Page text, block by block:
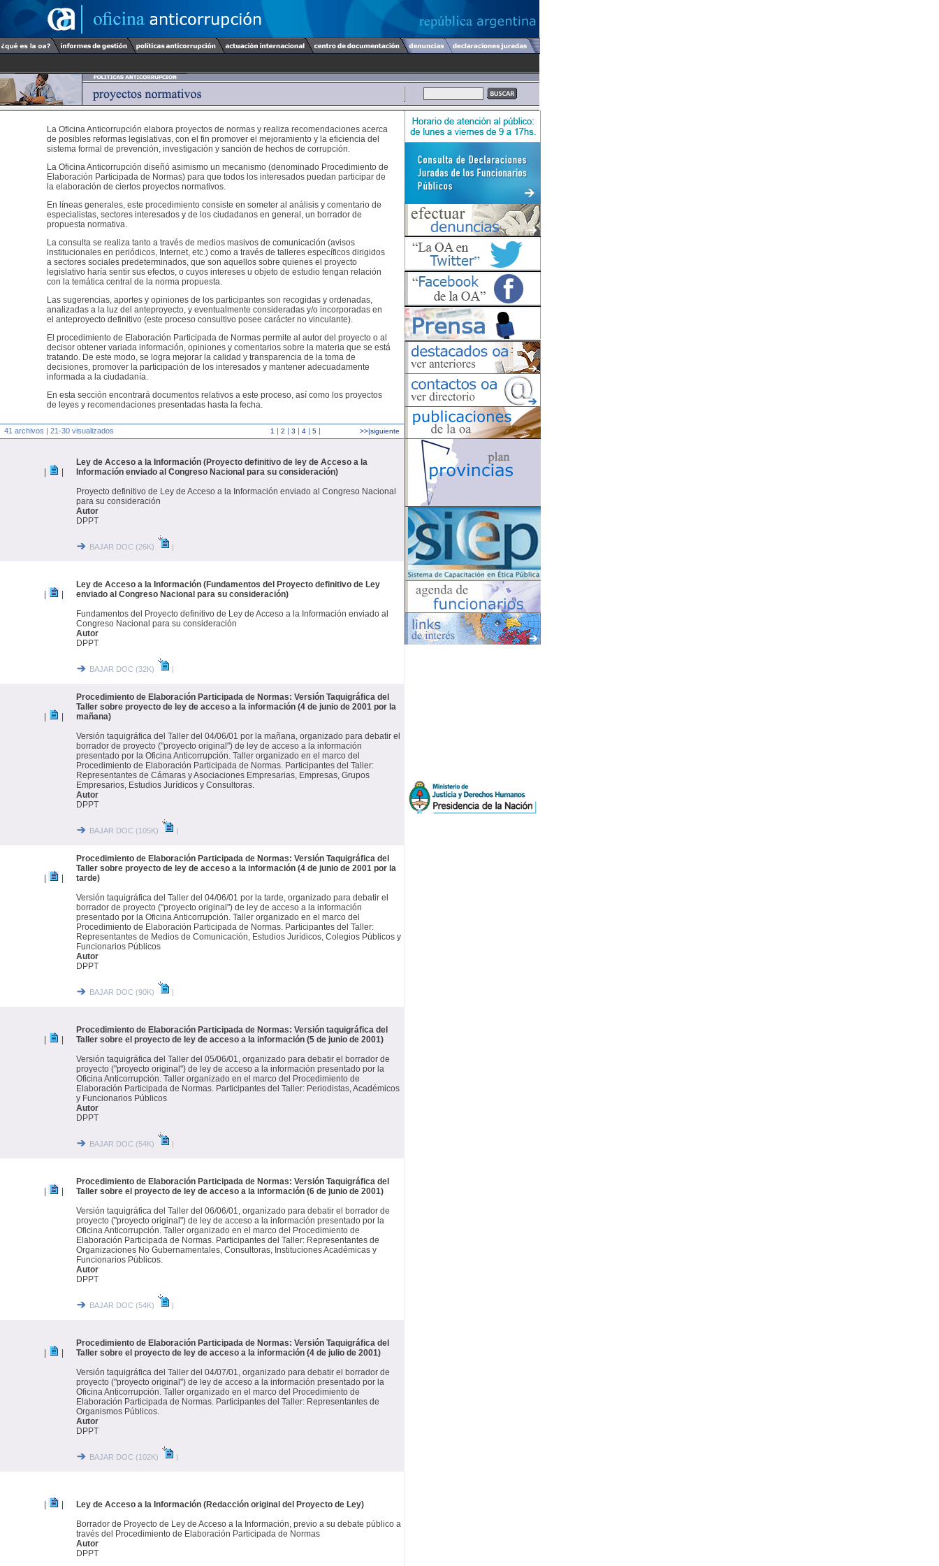
La Oficina Anticorrupción elabora proyectos de normas y realiza recomendaciones acerca
de posibles reformas legislativas, con el fin promover el mejoramiento y la eficiencia del
sistema formal de prevención, investigación y sanción de hechos de corrupción.
La Oficina Anticorrupción diseñó asimismo un mecanismo (denominado Procedimiento de
Elaboración Participada de Normas) para que todos los interesados puedan participar de
la elaboración de ciertos proyectos normativos.
En líneas generales, este procedimiento consiste en someter al análisis y comentario de
especialistas, sectores interesados y de los ciudadanos en general, un borrador de
propuesta normativa.
La consulta se realiza tanto a través de medios masivos de comunicación (avisos
institucionales en periódicos, Internet, etc.) como a través de talleres específicos dirigidos
a sectores sociales predeterminados, que son aquellos sobre quienes el proyecto
legislativo haría sentir sus efectos, o cuyos intereses u objeto de estudio tengan relación
con la temática central de la norma propuesta.
Las sugerencias, aportes y opiniones de los participantes son recogidas y ordenadas,
analizadas a la luz del anteproyecto, y eventualmente consideradas y/o incorporadas en
el anteproyecto definitivo (este proceso consultivo posee carácter no vinculante).
El procedimiento de Elaboración Participada de Normas permite al autor del proyecto o al
decisor obtener variada información, opiniones y comentarios sobre la materia que se está
tratando. De este modo, se logra mejorar la calidad y transparencia de la toma de
decisiones, promover la participación de los interesados y mantener adecuadamente
informada a la ciudadanía.
En esta sección encontrará documentos relativos a este proceso, así como los proyectos
de leyes y recomendaciones presentadas hasta la fecha.
41 archivos | 21-30 visualizados 1 | 2 | 3 | 4 | 5 | >>|siguiente
Ley de Acceso a la Información (Proyecto definitivo de ley de Acceso a la
Información enviado al Congreso Nacional para su consideración)
Proyecto definitivo de Ley de Acceso a la Información enviado al Congreso Nacional
para su consideración
Autor
DPPT
BAJAR DOC (26K) |
Ley de Acceso a la Información (Fundamentos del Proyecto definitivo de Ley
enviado al Congreso Nacional para su consideración)
Fundamentos del Proyecto definitivo de Ley de Acceso a la Información enviado al
Congreso Nacional para su consideración
Autor
DPPT
BAJAR DOC (32K) |
Procedimiento de Elaboración Participada de Normas: Versión Taquigráfica del
Taller sobre proyecto de ley de acceso a la información (4 de junio de 2001 por la
mañana)
Versión taquigráfica del Taller del 04/06/01 por la mañana, organizado para debatir el
borrador de proyecto ("proyecto original") de ley de acceso a la información
presentado por la Oficina Anticorrupción. Taller organizado en el marco del
Procedimiento de Elaboración Participada de Normas. Participantes del Taller:
Representantes de Cámaras y Asociaciones Empresarias, Empresas, Grupos
Empresarios, Estudios Jurídicos y Consultoras.
Autor
DPPT
BAJAR DOC (105K) |
Procedimiento de Elaboración Participada de Normas: Versión Taquigráfica del
Taller sobre proyecto de ley de acceso a la información (4 de junio de 2001 por la
tarde)
Versión taquigráfica del Taller del 04/06/01 por la tarde, organizado para debatir el
borrador de proyecto ("proyecto original") de ley de acceso a la información
presentado por la Oficina Anticorrupción. Taller organizado en el marco del
Procedimiento de Elaboración Participada de Normas. Participantes del Taller:
Representantes de Medios de Comunicación, Estudios Jurídicos, Colegios Públicos y
Funcionarios Públicos
Autor
DPPT
BAJAR DOC (90K) |
Procedimiento de Elaboración Participada de Normas: Versión taquigráfica del
Taller sobre el proyecto de ley de acceso a la información (5 de junio de 2001)
Versión taquigráfica del Taller del 05/06/01, organizado para debatir el borrador de
proyecto ("proyecto original") de ley de acceso a la información presentado por la
Oficina Anticorrupción. Taller organizado en el marco del Procedimiento de
Elaboración Participada de Normas. Participantes del Taller: Periodistas, Académicos
y Funcionarios Públicos
Autor
DPPT
BAJAR DOC (54K) |
Procedimiento de Elaboración Participada de Normas: Versión Taquigráfica del
Taller sobre el proyecto de ley de acceso a la información (6 de junio de 2001)
Versión taquigráfica del Taller del 06/06/01, organizado para debatir el borrador de
proyecto ("proyecto original") de ley de acceso a la información presentado por la
Oficina Anticorrupción. Taller organizado en el marco del Procedimiento de
Elaboración Participada de Normas. Participantes del Taller: Representantes de
Organizaciones No Gubernamentales, Consultoras, Instituciones Académicas y
Funcionarios Públicos.
Autor
DPPT
BAJAR DOC (54K) |
Procedimiento de Elaboración Participada de Normas: Versión Taquigráfica del
Taller sobre el proyecto de ley de acceso a la información (4 de julio de 2001)
Versión taquigráfica del Taller del 04/07/01, organizado para debatir el borrador de
proyecto ("proyecto original") de ley de acceso a la información presentado por la
Oficina Anticorrupción. Taller organizado en el marco del Procedimiento de
Elaboración Participada de Normas. Participantes del Taller: Representantes de
Organismos Públicos.
Autor
DPPT
BAJAR DOC (102K) |
Ley de Acceso a la Información (Redacción original del Proyecto de Ley)
Borrador de Proyecto de Ley de Acceso a la Información, previo a su debate público a
través del Procedimiento de Elaboración Participada de Normas
Autor
DPPT